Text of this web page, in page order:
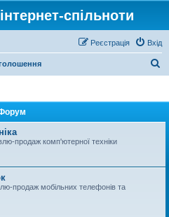
спільноти
Вхід
Реєстрація
продаж комп'ютерної техніки
продаж мобільних телефонів та